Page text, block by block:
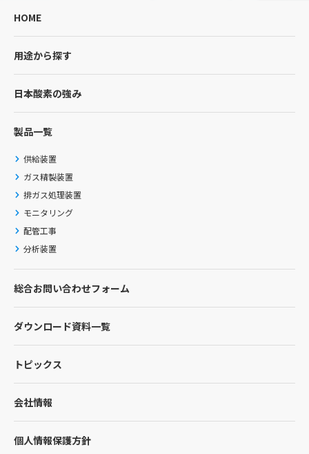
HOME
用途から探す
日本酸素の強み
製品一覧
供給装置
ガス精製装置
排ガス処理装置
モニタリング
配管工事
分析装置
総合お問い合わせフォーム
ダウンロード資料一覧
トピックス
会社情報
個人情報保護方針